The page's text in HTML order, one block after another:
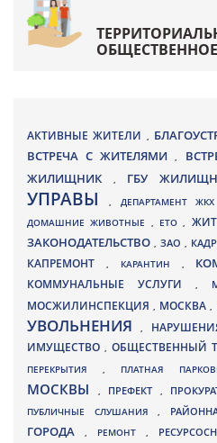
АКТИВНЫЕ ЖИТЕЛИ ,
ВСТРЕЧА С ЖИТЕЛЯМИ,
ЖИЛИЩНИК
, ГБУ
УПРАВЫ, ДЕПАРТАМЕНТ
ДОМАШНИЕ ЖИВОТНЫЕ , ЕТО,
ЗАКОНОДАТЕЛЬСТВО , ЗАО ,
КАПРЕМОНТ , КАРАНТИН ,
КОММУНАЛЬНЫЕ УСЛУГИ ,
МОСЖИЛИНСПЕКЦИЯ, МОСКВА ,
УВОЛЬНЕНИЯ,
ИМУЩЕСТВО , ОБЩЕСТВЕННЫЙ
ПЕРЕКРЫТИЯ , ПЛАТНАЯ
МОСКВЫ
, ПРЕФЕКТ ,
ПУБЛИЧНЫЕ СЛУШАНИЯ ,
ГОРОДА
, РЕМОНТ ,